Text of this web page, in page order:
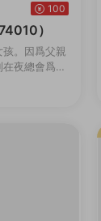
100
）
。因爲父親
夜總會爲客
。玩家需要